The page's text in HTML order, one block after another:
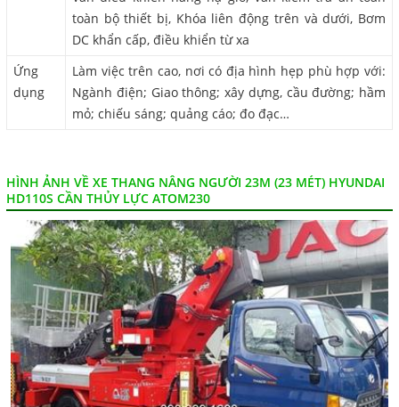
toàn bộ thiết bị, Khóa liên động trên và dưới, Bơm
DC khẩn cấp, điều khiển từ xa
Ứng
dụng
Làm việc trên cao, nơi có địa hình hẹp phù hợp với:
Ngành điện; Giao thông; xây dựng, cầu đường; hầm
mỏ; chiếu sáng; quảng cáo; đo đạc…
HÌNH ẢNH VỀ XE THANG NÂNG NGƯỜI 23M (23 MÉT) HYUNDAI
HD110S CẦN THỦY LỰC ATOM230